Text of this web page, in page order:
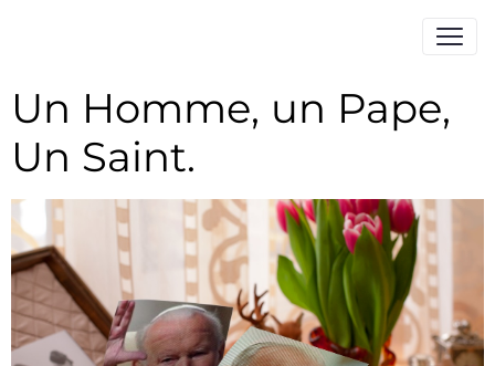
Un Homme, un Pape,
Un Saint.